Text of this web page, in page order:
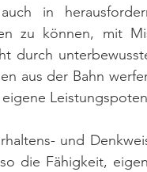
in
zu können, mit
durch
aus der Bahn
und
die Fähigkeit,